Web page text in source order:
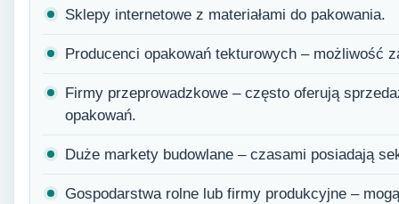
Sklepy internetowe z materiałami do pakowania.
Producenci opakowań tekturowych – możliwość
Firmy przeprowadzkowe – często oferują
opakowań.
Duże markety budowlane – czasami posiadają
Gospodarstwa rolne lub firmy produkcyjne –